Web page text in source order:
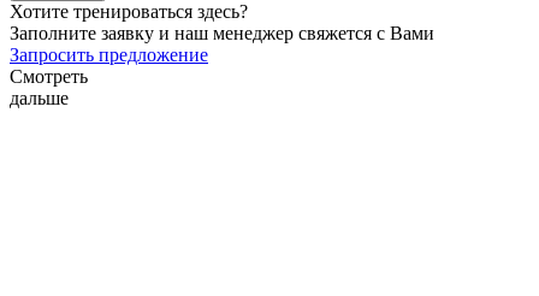
Хотите тренироваться здесь?
Заполните заявку и наш менеджер свяжется с Вами
Запросить предложение
Смотреть
дальше